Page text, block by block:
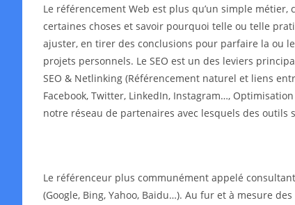
Le référencement Web est plus qu’un simple
certaines choses et savoir pourquoi telle ou telle
ajuster, en tirer des conclusions pour parfaire la ou
projets personnels. Le SEO est un des leviers
SEO & Netlinking (Référencement naturel et liens
Facebook, Twitter, LinkedIn, Instagram…,
notre réseau de partenaires avec lesquels des
Le référenceur plus communément appelé
(Google, Bing, Yahoo, Baidu…). Au fur et à mesure